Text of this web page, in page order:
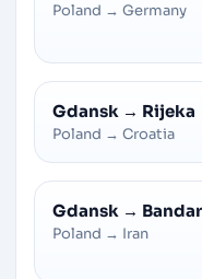
Poland → Germany
Gdansk → Rijeka
Poland → Croatia
Gdansk →
Poland → Iran